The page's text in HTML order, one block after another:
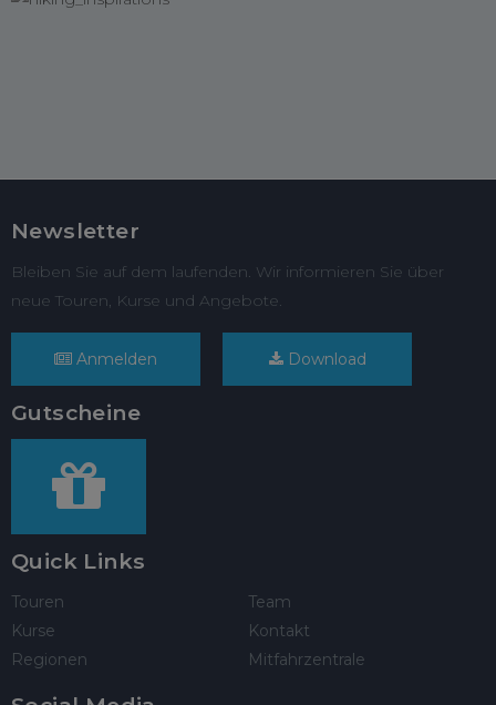
Newsletter
Bleiben Sie auf dem laufenden. Wir informieren Sie über
neue Touren, Kurse und Angebote.
Anmelden Download
Gutscheine
Quick Links
Touren
Kurse
Regionen
Team
Kontakt
Mitfahrzentrale